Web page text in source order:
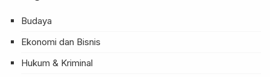
Budaya
Ekonomi dan Bisnis
Hukum & Kriminal